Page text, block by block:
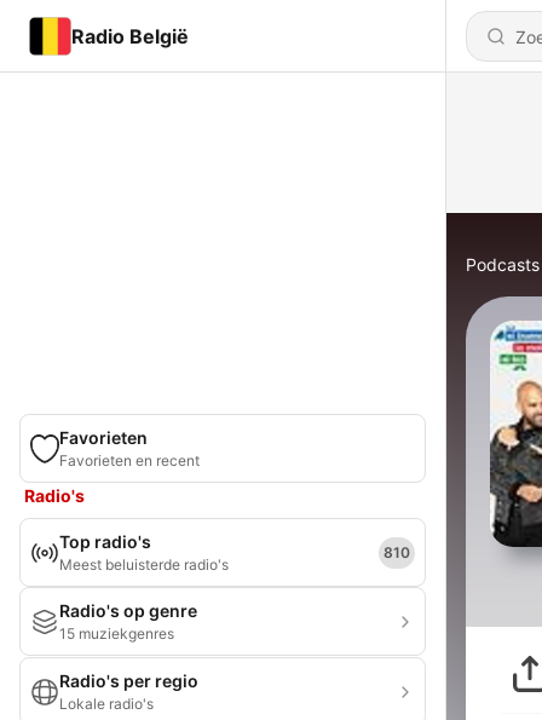
Radio België
Favorieten
Favorieten en recent
Radio's
Top radio's
Meest beluisterde radio's
810
Radio's op genre
15 muziekgenres
Radio's per regio
Lokale radio's
Podcasts